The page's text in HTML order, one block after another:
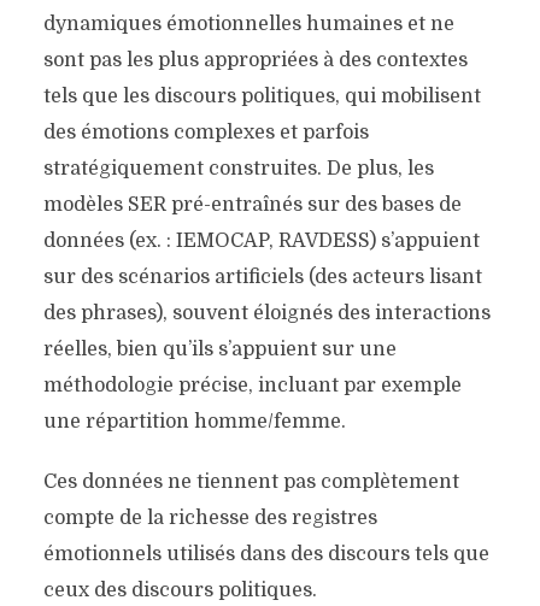
dynamiques émotionnelles humaines et ne
sont pas les plus appropriées à des contextes
tels que les discours politiques, qui mobilisent
des émotions complexes et parfois
stratégiquement construites. De plus, les
modèles SER pré-entraînés sur des bases de
données (ex. : IEMOCAP, RAVDESS) s’appuient
sur des scénarios artificiels (des acteurs lisant
des phrases), souvent éloignés des interactions
réelles, bien qu’ils s’appuient sur une
méthodologie précise, incluant par exemple
une répartition homme/femme.
Ces données ne tiennent pas complètement
compte de la richesse des registres
émotionnels utilisés dans des discours tels que
ceux des discours politiques.